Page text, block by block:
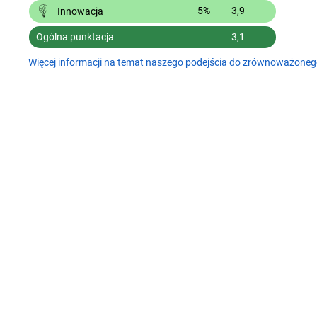
Innowacja 5% 3,9
Ogólna punktacja 3,1
Więcej informacji na temat naszego podejścia do